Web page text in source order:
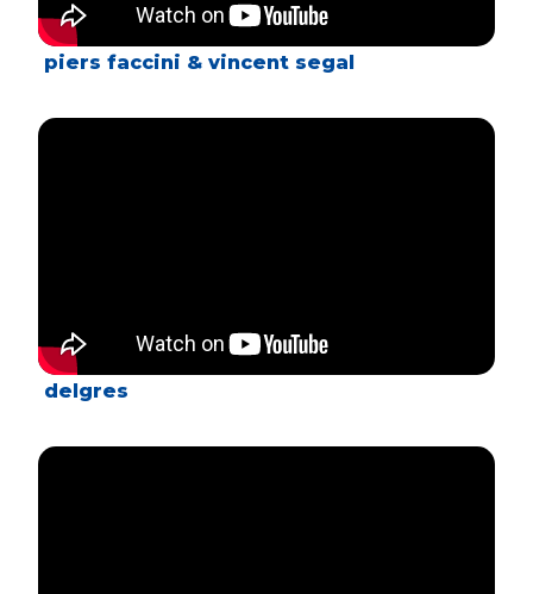
piers faccini & vincent segal
delgres